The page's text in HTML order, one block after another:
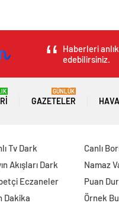
Haberleri
edebilirsiniz.
GAZETELER
GÜNLÜK
Tv Dark
Akışları Dark
Eczaneler
Dakika
Canlı
Namaz
Puan
Örnek